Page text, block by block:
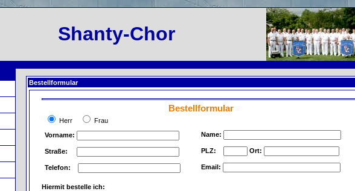
Shanty-Chor
Bestellformular
Bestellformular
Herr
Frau
Vorname:
Straße:
Telefon:
Name:
PLZ: Ort:
Email:
Hiermit bestelle ich: